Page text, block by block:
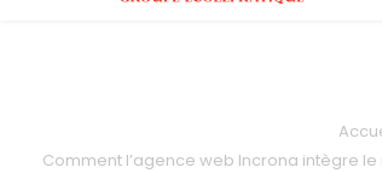
Comment l’agence web Incrona intègre